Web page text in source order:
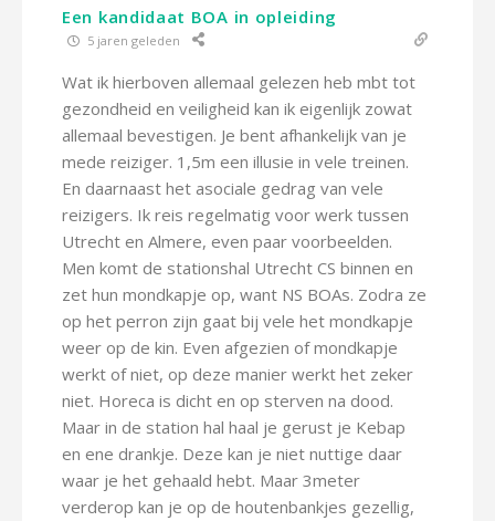
Een kandidaat BOA in opleiding
5 jaren geleden
Wat ik hierboven allemaal gelezen heb mbt tot
gezondheid en veiligheid kan ik eigenlijk zowat
allemaal bevestigen. Je bent afhankelijk van je
mede reiziger. 1,5m een illusie in vele treinen.
En daarnaast het asociale gedrag van vele
reizigers. Ik reis regelmatig voor werk tussen
Utrecht en Almere, even paar voorbeelden.
Men komt de stationshal Utrecht CS binnen en
zet hun mondkapje op, want NS BOAs. Zodra ze
op het perron zijn gaat bij vele het mondkapje
weer op de kin. Even afgezien of mondkapje
werkt of niet, op deze manier werkt het zeker
niet. Horeca is dicht en op sterven na dood.
Maar in de station hal haal je gerust je Kebap
en ene drankje. Deze kan je niet nuttige daar
waar je het gehaald hebt. Maar 3meter
verderop kan je op de houtenbankjes gezellig,